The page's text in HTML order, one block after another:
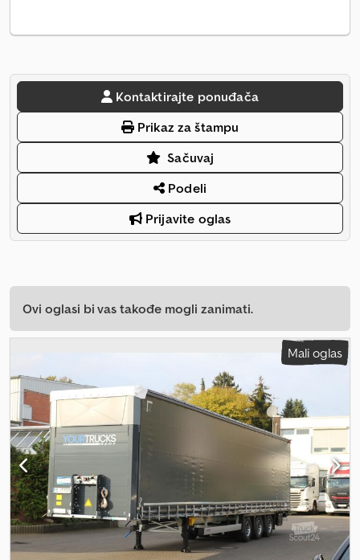
Kontaktirajte ponuđača
Prikaz za štampu
Sačuvaj
Podeli
Prijavite oglas
Ovi oglasi bi vas takođe mogli zanimati.
Mali oglas